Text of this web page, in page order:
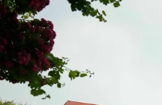
kultur
sport
berlin
nord